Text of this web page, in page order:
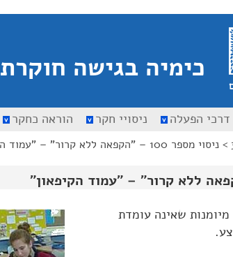
כימיה בגישה חוקרת
דרכי הפעלה ניסויי חקר הוראה כחקר
> ניסוי מספר 100 – "הקפאה ללא קרור" – "עמוד הקיפאון"
שאינה עומדת